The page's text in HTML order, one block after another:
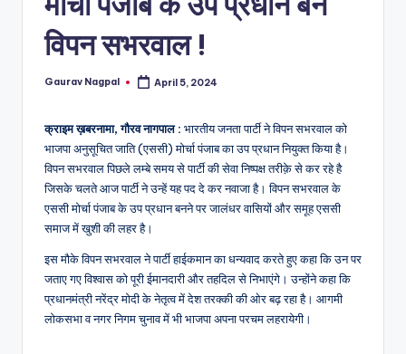
m
विपन सभरवाल !
Posted
Gaurav Nagpal April 5, 2024
क्राइम ख़बरनामा, गौरव नागपाल : भारतीय जनता पार्टी ने विपन सभरवाल को
भाजपा अनुसूचित जाति (एससी) मोर्चा पंजाब का उप प्रधान नियुक्त किया है।
विपन सभरवाल पिछले लम्बे समय से पार्टी की सेवा निष्पक्ष तरीक़े से कर रहे है
जिसके चलते आज पार्टी ने उन्हें यह पद दे कर नवाजा है। विपन सभरवाल के
एससी मोर्चा पंजाब के उप प्रधान बनने पर जालंधर वासियों और समूह एससी
समाज में खुशी की लहर है।
इस मौके विपन सभरवाल ने पार्टी हाईकमान का धन्यवाद करते हुए कहा कि उन पर
जताए गए विश्वास को पूरी ईमानदारी और तहदिल से निभाएंगे। उन्होंने कहा कि
प्रधानमंत्री नरेंद्र मोदी के नेतृत्व में देश तरक्की की ओर बढ़ रहा है। आगमी
लोकसभा व नगर निगम चुनाव में भी भाजपा अपना परचम लहरायेगी।